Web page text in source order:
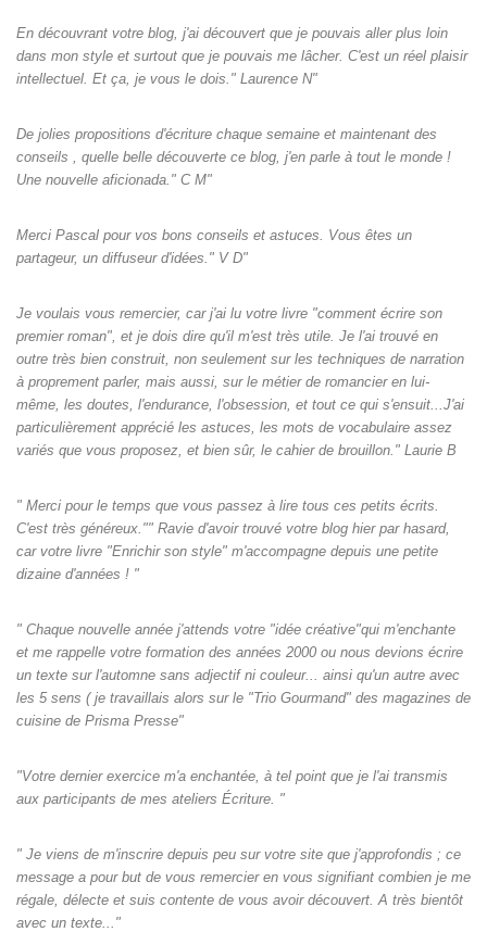
En découvrant votre blog, j'ai découvert que je pouvais aller plus loin
dans mon style et surtout que je pouvais me lâcher. C'est un réel plaisir
intellectuel. Et ça, je vous le dois." Laurence N"
De jolies propositions d'écriture chaque semaine et maintenant des
conseils , quelle belle découverte ce blog, j'en parle à tout le monde !
Une nouvelle aficionada." C M"
Merci Pascal pour vos bons conseils et astuces. Vous êtes un
partageur, un diffuseur d'idées." V D"
Je voulais vous remercier, car j'ai lu votre livre "comment écrire son
premier roman", et je dois dire qu'il m'est très utile. Je l'ai trouvé en
outre très bien construit, non seulement sur les techniques de narration
à proprement parler, mais aussi, sur le métier de romancier en lui-
même, les doutes, l'endurance, l'obsession, et tout ce qui s'ensuit...J'ai
particulièrement apprécié les astuces, les mots de vocabulaire assez
variés que vous proposez, et bien sûr, le cahier de brouillon." Laurie B
" Merci pour le temps que vous passez à lire tous ces petits écrits.
C'est très généreux."" Ravie d'avoir trouvé votre blog hier par hasard,
car votre livre "Enrichir son style" m'accompagne depuis une petite
dizaine d'années ! "
" Chaque nouvelle année j'attends votre "idée créative"qui m'enchante
et me rappelle votre formation des années 2000 ou nous devions écrire
un texte sur l'automne sans adjectif ni couleur... ainsi qu'un autre avec
les 5 sens ( je travaillais alors sur le "Trio Gourmand" des magazines de
cuisine de Prisma Presse"
"Votre dernier exercice m'a enchantée, à tel point que je l'ai transmis
aux participants de mes ateliers Écriture. "
" Je viens de m'inscrire depuis peu sur votre site que j'approfondis ; ce
message a pour but de vous remercier en vous signifiant combien je me
régale, délecte et suis contente de vous avoir découvert. A très bientôt
avec un texte..."